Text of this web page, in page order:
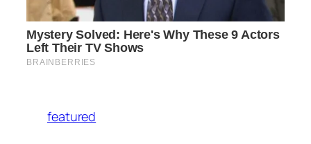
featured